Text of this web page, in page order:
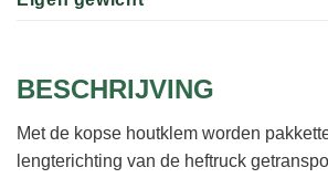
BESCHRIJVING
Met de kopse houtklem worden
lengterichting van de heftruck